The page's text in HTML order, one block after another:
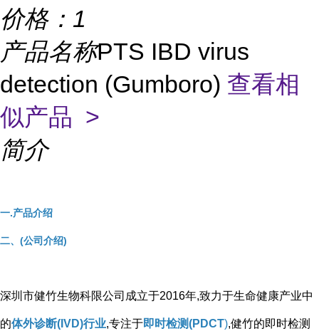
价格： 1
产品名称PTS IBD virus
detection (Gumboro) 查看相
似产品 >
简介
一.产品介绍
二、(公司介绍)
深圳市健竹生物科限公司成立于2016年,致力于生命健康产业中
的体外诊断(IVD)行业,专注于即时检测(PDCT),健竹的即时检测